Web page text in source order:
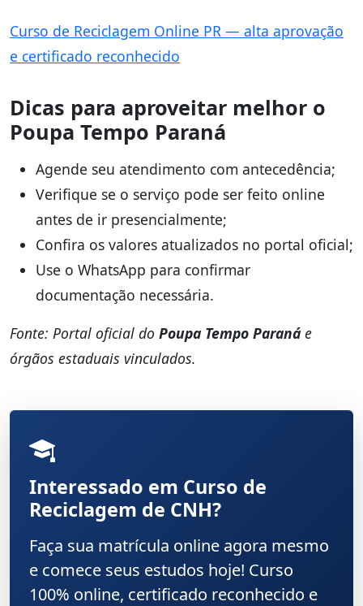
Curso de Reciclagem Online PR — alta aprovação
e certificado reconhecido
Dicas para aproveitar melhor o
Poupa Tempo Paraná
Agende seu atendimento com antecedência;
Verifique se o serviço pode ser feito online
antes de ir presencialmente;
Confira os valores atualizados no portal oficial;
Use o WhatsApp para confirmar
documentação necessária.
Fonte: Portal oficial do Poupa Tempo Paraná e
órgãos estaduais vinculados.
Interessado em Curso de
Reciclagem de CNH?
Faça sua matrícula online agora mesmo
e comece seus estudos hoje! Curso
100% online, certificado reconhecido e